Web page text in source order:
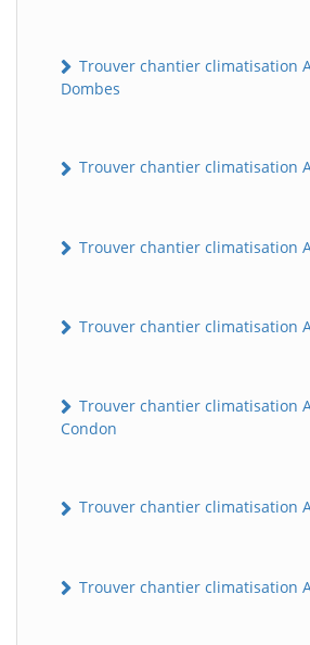
Trouver chantier climatisation
Dombes
Trouver chantier climatisation
Trouver chantier climatisation
Trouver chantier climatisation
Trouver chantier climatisation
Condon
Trouver chantier climatisation
Trouver chantier climatisation